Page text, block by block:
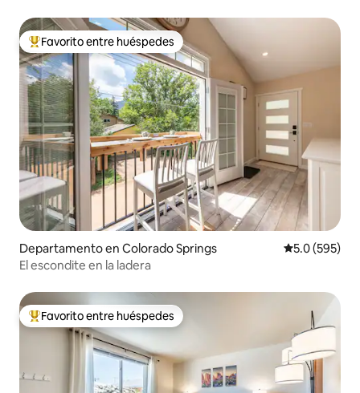
De los mejores en Favorito entre huéspedes
Favorito entre huéspedes
Departamento en Colorado Springs Calificación
5.0 (595)
El escondite en la ladera
De los mejores en Favorito entre huéspedes
Favorito entre huéspedes